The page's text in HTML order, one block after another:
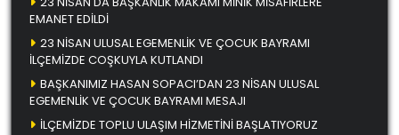
EMANET EDİLDİ
23 NİSAN ULUSAL EGEMENLİK VE ÇOCUK BAYRAMI
İLÇEMİZDE COŞKUYLA KUTLANDI
BAŞKANIMIZ HASAN SOPACI’DAN 23 NİSAN ULUSAL
EGEMENLİK VE ÇOCUK BAYRAMI MESAJI
İLÇEMİZDE TOPLU ULAŞIM HİZMETİNİ BAŞLATIYORUZ